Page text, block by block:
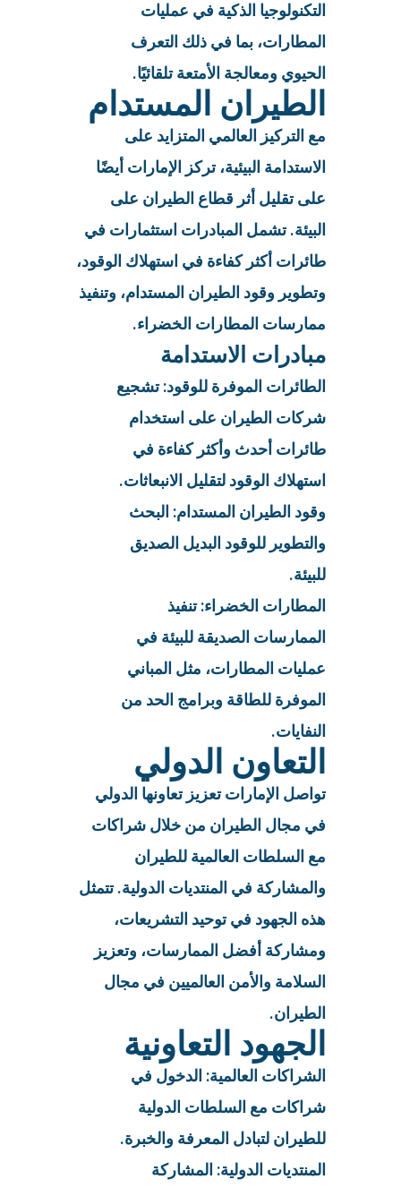
التكنولوجيا الذكية في عمليات
المطارات، بما في ذلك التعرف
الحيوي ومعالجة الأمتعة تلقائيًا.
الطيران المستدام
مع التركيز العالمي المتزايد على
الاستدامة البيئية، تركز الإمارات أيضًا
على تقليل أثر قطاع الطيران على
البيئة. تشمل المبادرات استثمارات في
طائرات أكثر كفاءة في استهلاك الوقود،
وتطوير وقود الطيران المستدام، وتنفيذ
ممارسات المطارات الخضراء.
مبادرات الاستدامة
الطائرات الموفرة للوقود: تشجيع
شركات الطيران على استخدام
طائرات أحدث وأكثر كفاءة في
استهلاك الوقود لتقليل الانبعاثات.
وقود الطيران المستدام: البحث
والتطوير للوقود البديل الصديق
للبيئة.
المطارات الخضراء: تنفيذ
الممارسات الصديقة للبيئة في
عمليات المطارات، مثل المباني
الموفرة للطاقة وبرامج الحد من
النفايات.
التعاون الدولي
تواصل الإمارات تعزيز تعاونها الدولي
في مجال الطيران من خلال شراكات
مع السلطات العالمية للطيران
والمشاركة في المنتديات الدولية. تتمثل
هذه الجهود في توحيد التشريعات،
ومشاركة أفضل الممارسات، وتعزيز
السلامة والأمن العالميين في مجال
الطيران.
الجهود التعاونية
الشراكات العالمية: الدخول في
شراكات مع السلطات الدولية
للطيران لتبادل المعرفة والخبرة.
المنتديات الدولية: المشاركة